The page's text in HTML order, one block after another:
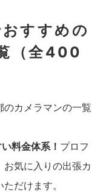
すすめの
（全400
カメラマンの一覧
料金体系！ プロフ
お気に入りの出張カ
だけます。